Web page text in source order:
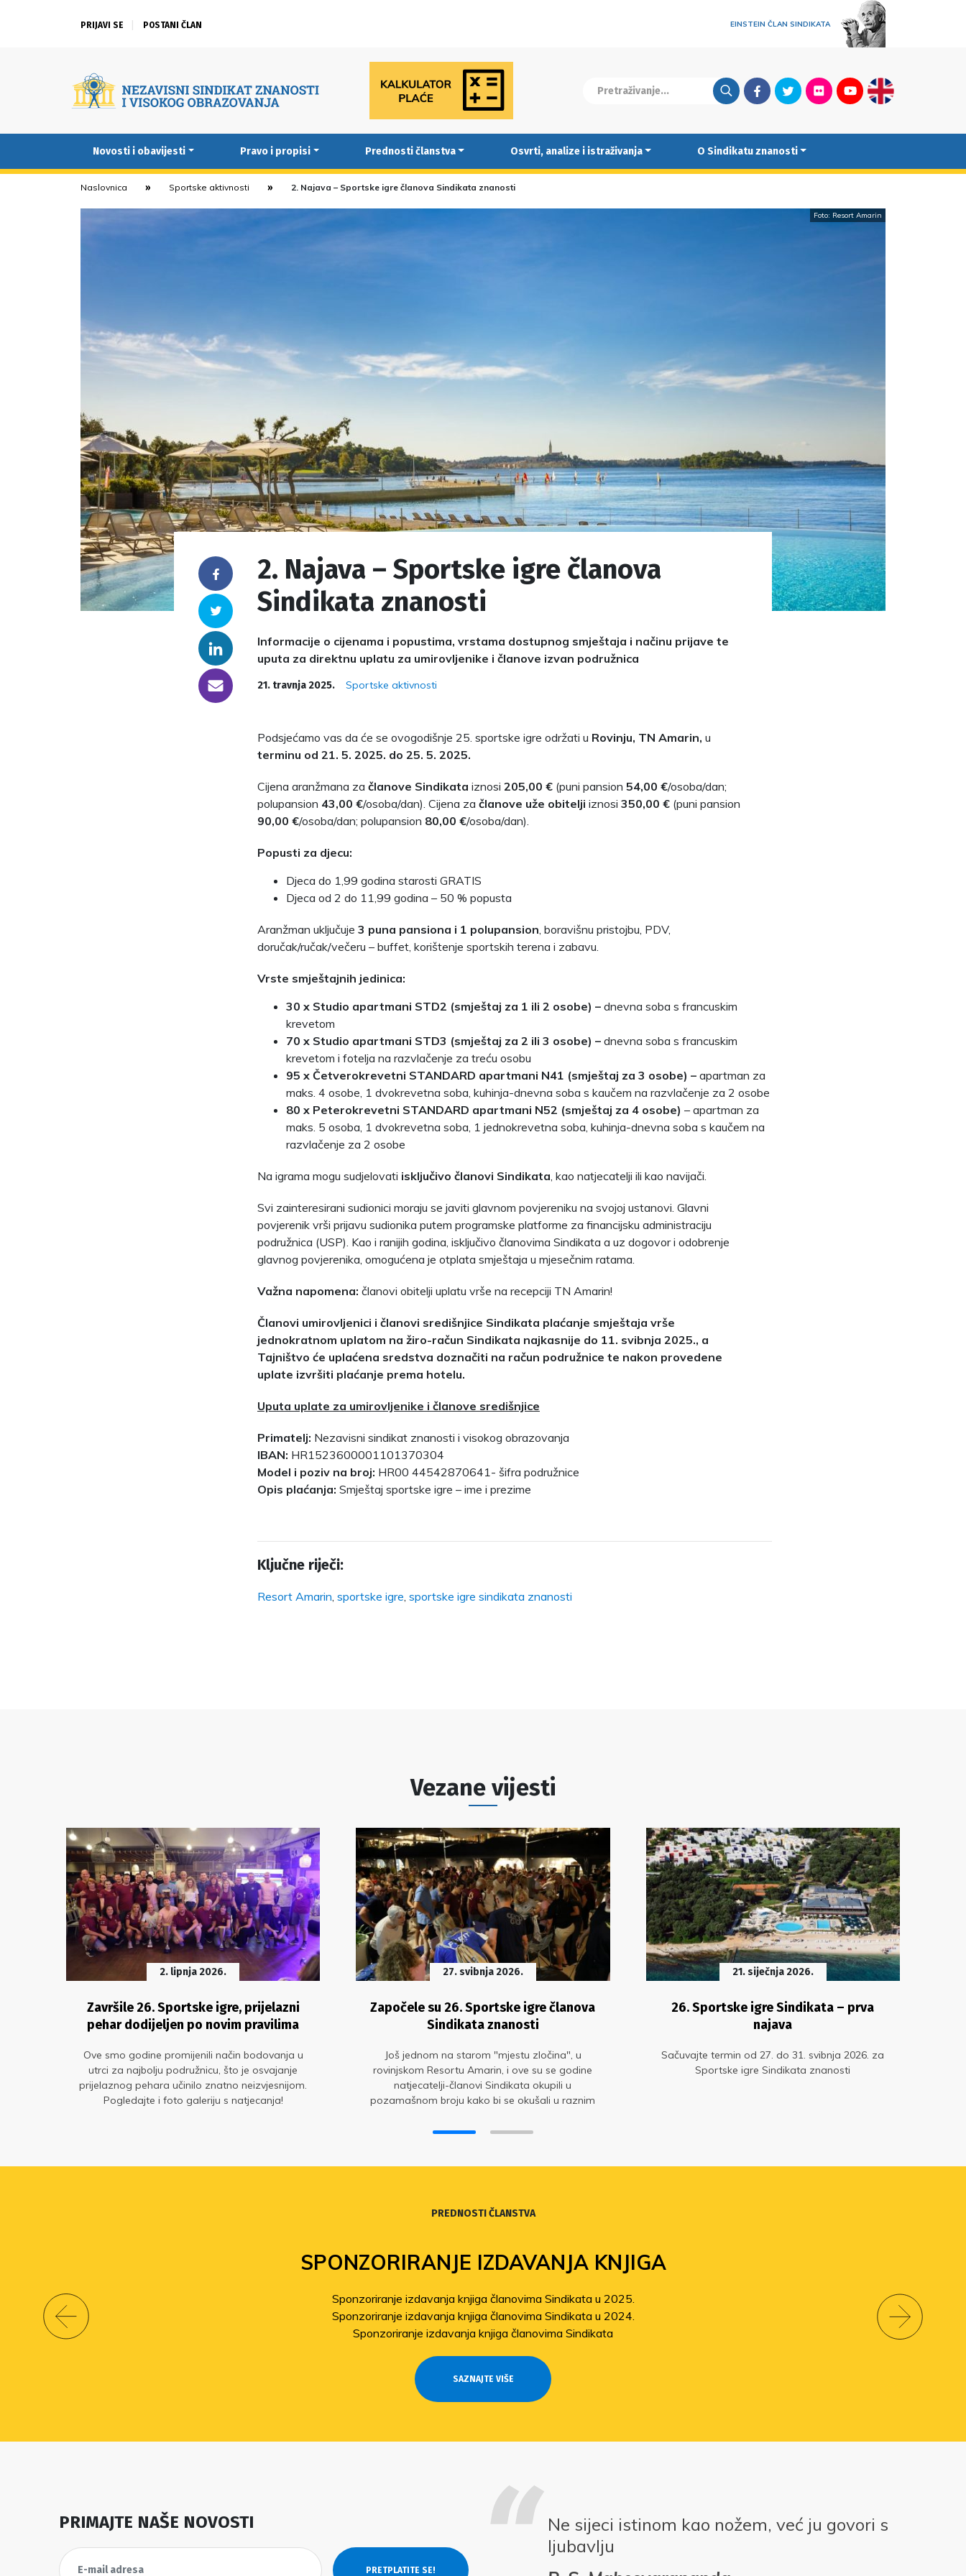
PRIJAVI SE POSTANI ČLAN EINSTEIN ČLAN SINDIKATA
FacebookTwitterFlickrYoutubeEnglish
Novosti i obavijesti Pravo i propisi Prednosti članstva Osvrti, analize i istraživanja O Sindikatu znanosti
Naslovnica Sportske aktivnosti 2. Najava – Sportske igre članova Sindikata znanosti
Foto: Resort Amarin
Facebook
Twitter
Linkedin
someone@yoursite.com
2. Najava – Sportske igre članova
Sindikata znanosti
Informacije o cijenama i popustima, vrstama dostupnog smještaja i načinu prijave te
uputa za direktnu uplatu za umirovljenike i članove izvan podružnica
21. travnja 2025. Sportske aktivnosti
Podsjećamo vas da će se ovogodišnje 25. sportske igre održati u Rovinju, TN Amarin, u
terminu od 21. 5. 2025. do 25. 5. 2025.
Cijena aranžmana za članove Sindikata iznosi 205,00 € (puni pansion 54,00 €/osoba/dan;
polupansion 43,00 €/osoba/dan). Cijena za članove uže obitelji iznosi 350,00 € (puni pansion
90,00 €/osoba/dan; polupansion 80,00 €/osoba/dan).
Popusti za djecu:
Djeca do 1,99 godina starosti GRATIS
Djeca od 2 do 11,99 godina – 50 % popusta
Aranžman uključuje 3 puna pansiona i 1 polupansion, boravišnu pristojbu, PDV,
doručak/ručak/večeru – buffet, korištenje sportskih terena i zabavu.
Vrste smještajnih jedinica:
30 x Studio apartmani STD2 (smještaj za 1 ili 2 osobe) – dnevna soba s francuskim
krevetom
70 x Studio apartmani STD3 (smještaj za 2 ili 3 osobe) – dnevna soba s francuskim
krevetom i fotelja na razvlačenje za treću osobu
95 x Četverokrevetni STANDARD apartmani N41 (smještaj za 3 osobe) – apartman za
maks. 4 osobe, 1 dvokrevetna soba, kuhinja-dnevna soba s kaučem na razvlačenje za 2 osobe
80 x Peterokrevetni STANDARD apartmani N52 (smještaj za 4 osobe) – apartman za
maks. 5 osoba, 1 dvokrevetna soba, 1 jednokrevetna soba, kuhinja-dnevna soba s kaučem na
razvlačenje za 2 osobe
Na igrama mogu sudjelovati isključivo članovi Sindikata, kao natjecatelji ili kao navijači.
Svi zainteresirani sudionici moraju se javiti glavnom povjereniku na svojoj ustanovi. Glavni
povjerenik vrši prijavu sudionika putem programske platforme za financijsku administraciju
podružnica (USP). Kao i ranijih godina, isključivo članovima Sindikata a uz dogovor i odobrenje
glavnog povjerenika, omogućena je otplata smještaja u mjesečnim ratama.
Važna napomena: članovi obitelji uplatu vrše na recepciji TN Amarin!
Članovi umirovljenici i članovi središnjice Sindikata plaćanje smještaja vrše
jednokratnom uplatom na žiro-račun Sindikata najkasnije do 11. svibnja 2025., a
Tajništvo će uplaćena sredstva doznačiti na račun podružnice te nakon provedene
uplate izvršiti plaćanje prema hotelu.
Uputa uplate za umirovljenike i članove središnjice
Primatelj: Nezavisni sindikat znanosti i visokog obrazovanja
IBAN: HR1523600001101370304
Model i poziv na broj: HR00 44542870641- šifra podružnice
Opis plaćanja: Smještaj sportske igre – ime i prezime
Ključne riječi:
Resort Amarin, sportske igre, sportske igre sindikata znanosti
Vezane vijesti
2. lipnja 2026.
Završile 26. Sportske igre, prijelazni
pehar dodijeljen po novim pravilima
Ove smo godine promijenili način bodovanja u
utrci za najbolju podružnicu, što je osvajanje
prijelaznog pehara učinilo znatno neizvjesnijom.
Pogledajte i foto galeriju s natjecanja!
27. svibnja 2026.
Započele su 26. Sportske igre članova
Sindikata znanosti
Još jednom na starom "mjestu zločina", u
rovinjskom Resortu Amarin, i ove su se godine
natjecatelji-članovi Sindikata okupili u
pozamašnom broju kako bi se okušali u raznim
21. siječnja 2026.
26. Sportske igre Sindikata – prva
najava
Sačuvajte termin od 27. do 31. svibnja 2026. za
Sportske igre Sindikata znanosti
PREDNOSTI ČLANSTVA
SPONZORIRANJE IZDAVANJA KNJIGA
Sponzoriranje izdavanja knjiga članovima Sindikata u 2025.
Sponzoriranje izdavanja knjiga članovima Sindikata u 2024.
Sponzoriranje izdavanja knjiga članovima Sindikata
SAZNAJTE VIŠE
PRIMAJTE NAŠE NOVOSTI
Ne sijeci istinom kao nožem, već ju govori s
ljubavlju